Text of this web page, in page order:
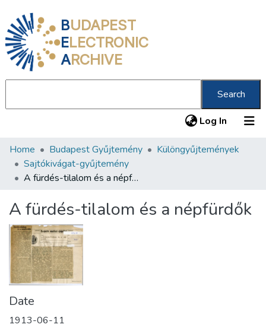
BUDAPEST
ELECTRONIC
ARCHIVE
Search
Log In (current)
Communities & Collections
All of DSpace
About us
Home Budapest Gyűjtemény
Különgyűjtemények
Sajtókivágat-gyűjtemény
A fürdés-tilalom és a népfürdők
A fürdés-tilalom és a népfürdők
Date
1913-06-11